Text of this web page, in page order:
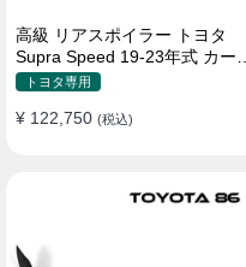
高級 リアスポイラー トヨタ
Supra Speed 19-23年式 カーボ
ン製 貼り付け装着
トヨタ専用
¥ 122,750 (税込)